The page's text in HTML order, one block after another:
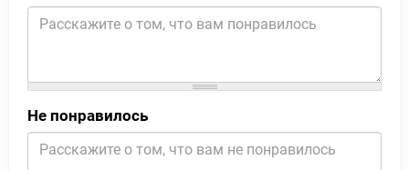
Не понравилось